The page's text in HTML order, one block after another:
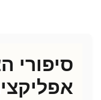
סיפורי